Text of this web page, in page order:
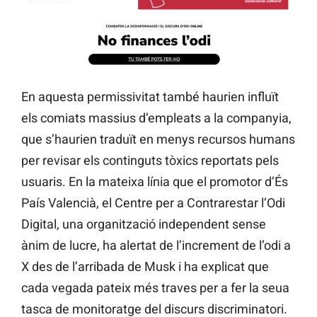
En aquesta permissivitat també haurien influït
els comiats massius d’empleats a la companyia,
que s’haurien traduït en menys recursos humans
per revisar els continguts tòxics reportats pels
usuaris. En la mateixa línia que el promotor d’És
País Valencià, el Centre per a Contrarestar l’Odi
Digital, una organització independent sense
ànim de lucre, ha alertat de l’increment de l’odi a
X des de l’arribada de Musk i ha explicat que
cada vegada pateix més traves per a fer la seua
tasca de monitoratge del discurs discriminatori.